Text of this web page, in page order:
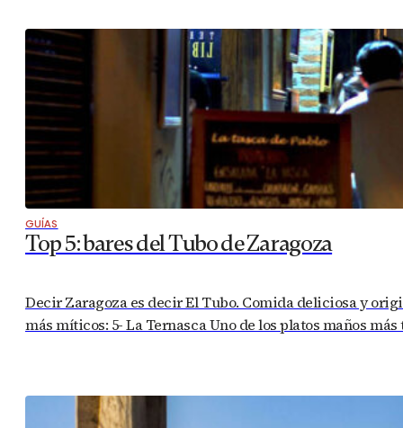
GUÍAS
Top 5: bares del Tubo de Zaragoza
Decir Zaragoza es decir El Tubo. Comida deliciosa y
más míticos: 5- La Ternasca Uno de los platos maños